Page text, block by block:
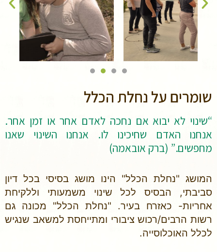
שומרים על נחלת הכלל
“שינוי לא יבוא אם נחכה לאדם אחר או זמן אחר.
אנחנו האדם שחיכינו לו. אנחנו השינוי שאנו
מחפשים.” (ברק אובאמה)
המושג "נחלת הכלל" הינו מושג בסיסי בכל דיון
סביבתי, הבסיס לכל שינוי משמעותי וללקיחת
אחריות- כאזרח בעיר. "נחלת הכלל" מכונה גם
רשות הרבים/רכוש ציבורי ומתייחסת למשאב שנגיש
לכלל האוכלוסייה.